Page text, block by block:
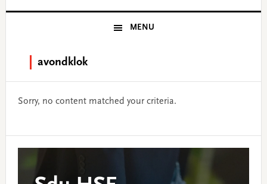
MENU
avondklok
Sorry, no content matched your criteria.
Primary
Sidebar